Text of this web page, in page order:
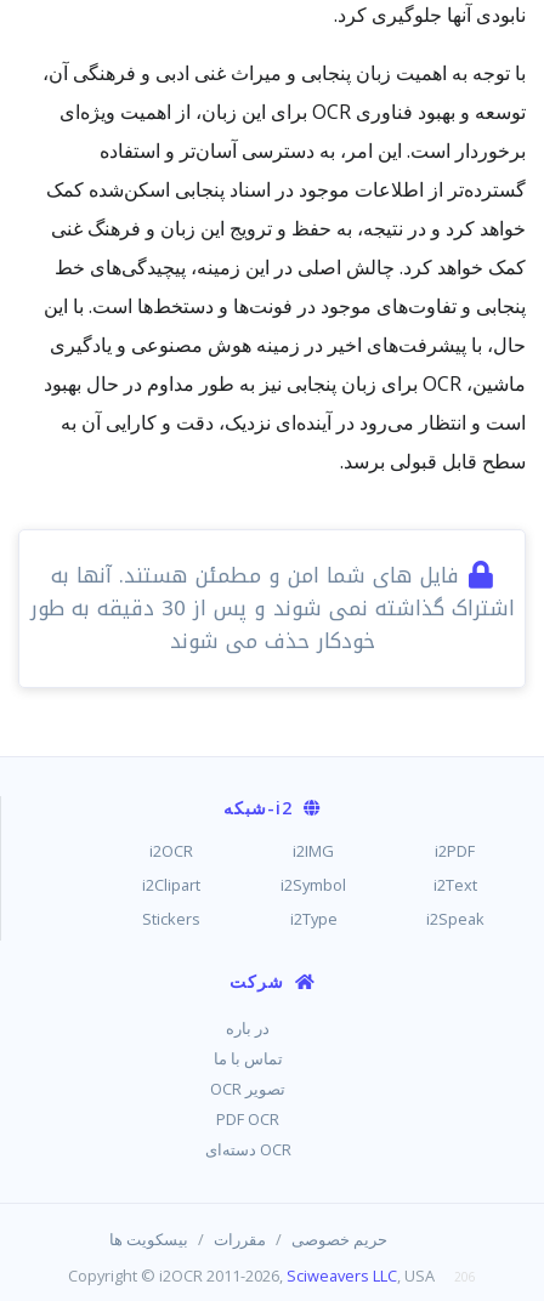
نابودی آنها جلوگیری کرد.
با توجه به اهمیت زبان پنجابی و میراث غنی ادبی و فرهنگی آن،
توسعه و بهبود فناوری OCR برای این زبان، از اهمیت ویژه‌ای
برخوردار است. این امر، به دسترسی آسان‌تر و استفاده
گسترده‌تر از اطلاعات موجود در اسناد پنجابی اسکن‌شده کمک
خواهد کرد و در نتیجه، به حفظ و ترویج این زبان و فرهنگ غنی
کمک خواهد کرد. چالش اصلی در این زمینه، پیچیدگی‌های خط
پنجابی و تفاوت‌های موجود در فونت‌ها و دستخط‌ها است. با این
حال، با پیشرفت‌های اخیر در زمینه هوش مصنوعی و یادگیری
ماشین، OCR برای زبان پنجابی نیز به طور مداوم در حال بهبود
است و انتظار می‌رود در آینده‌ای نزدیک، دقت و کارایی آن به
سطح قابل قبولی برسد.
فایل های شما امن و مطمئن هستند. آنها به
اشتراک گذاشته نمی شوند و پس از 30 دقیقه به طور
خودکار حذف می شوند
i2-شبکه
i2PDF
i2IMG
i2OCR
i2Text
i2Symbol
i2Clipart
i2Speak
i2Type
Stickers
شرکت
در باره
تماس با ما
تصویر OCR
PDF OCR
OCR دسته‌ای
حریم خصوصی / مقررات / بیسکویت ها
Copyright © i2OCR 2011-2026, Sciweavers LLC, USA 206